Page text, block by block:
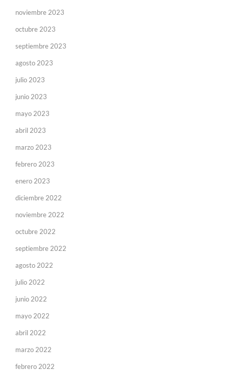
noviembre 2023
octubre 2023
septiembre 2023
agosto 2023
julio 2023
junio 2023
mayo 2023
abril 2023
marzo 2023
febrero 2023
enero 2023
diciembre 2022
noviembre 2022
octubre 2022
septiembre 2022
agosto 2022
julio 2022
junio 2022
mayo 2022
abril 2022
marzo 2022
febrero 2022